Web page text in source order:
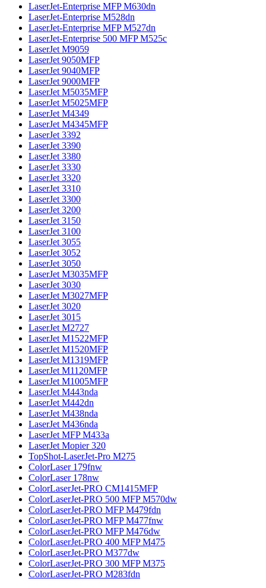
LaserJet-Enterprise MFP M630dn
LaserJet-Enterprise M528dn
LaserJet-Enterprise MFP M527dn
LaserJet-Enterprise 500 MFP M525c
LaserJet M9059
LaserJet 9050MFP
LaserJet 9040MFP
LaserJet 9000MFP
LaserJet M5035MFP
LaserJet M5025MFP
LaserJet M4349
LaserJet M4345MFP
LaserJet 3392
LaserJet 3390
LaserJet 3380
LaserJet 3330
LaserJet 3320
LaserJet 3310
LaserJet 3300
LaserJet 3200
LaserJet 3150
LaserJet 3100
LaserJet 3055
LaserJet 3052
LaserJet 3050
LaserJet M3035MFP
LaserJet 3030
LaserJet M3027MFP
LaserJet 3020
LaserJet 3015
LaserJet M2727
LaserJet M1522MFP
LaserJet M1520MFP
LaserJet M1319MFP
LaserJet M1120MFP
LaserJet M1005MFP
LaserJet M443nda
LaserJet M442dn
LaserJet M438nda
LaserJet M436nda
LaserJet MFP M433a
LaserJet Mopier 320
TopShot-LaserJet-Pro M275
ColorLaser 179fnw
ColorLaser 178nw
ColorLaserJet-PRO CM1415MFP
ColorLaserJet-PRO 500 MFP M570dw
ColorLaserJet-PRO MFP M479fdn
ColorLaserJet-PRO MFP M477fnw
ColorLaserJet-PRO MFP M476dw
ColorLaserJet-PRO 400 MFP M475
ColorLaserJet-PRO M377dw
ColorLaserJet-PRO 300 MFP M375
ColorLaserJet-PRO M283fdn